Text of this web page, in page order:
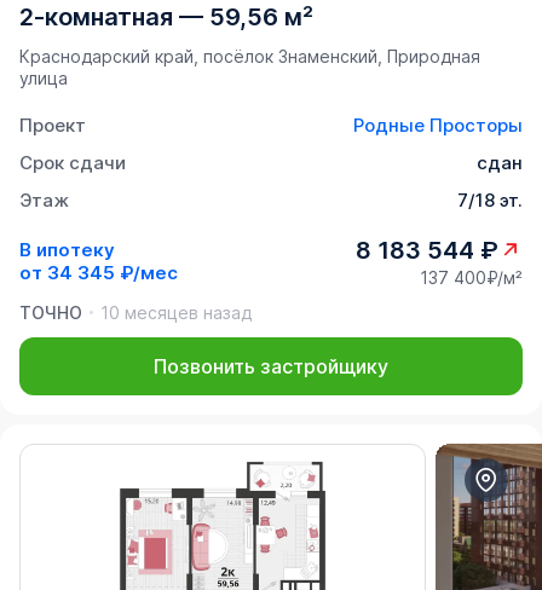
2-комнатная — 59,56 м²
Краснодарский край, посёлок Знаменский, Природная
улица
Проект
Родные Просторы
Срок сдачи
сдан
Этаж
7/18 эт.
В ипотеку
от 34 345 ₽/мес
8 183 544 ₽
137 400₽/м²
ТОЧНО
10 месяцев назад
Позвонить застройщику